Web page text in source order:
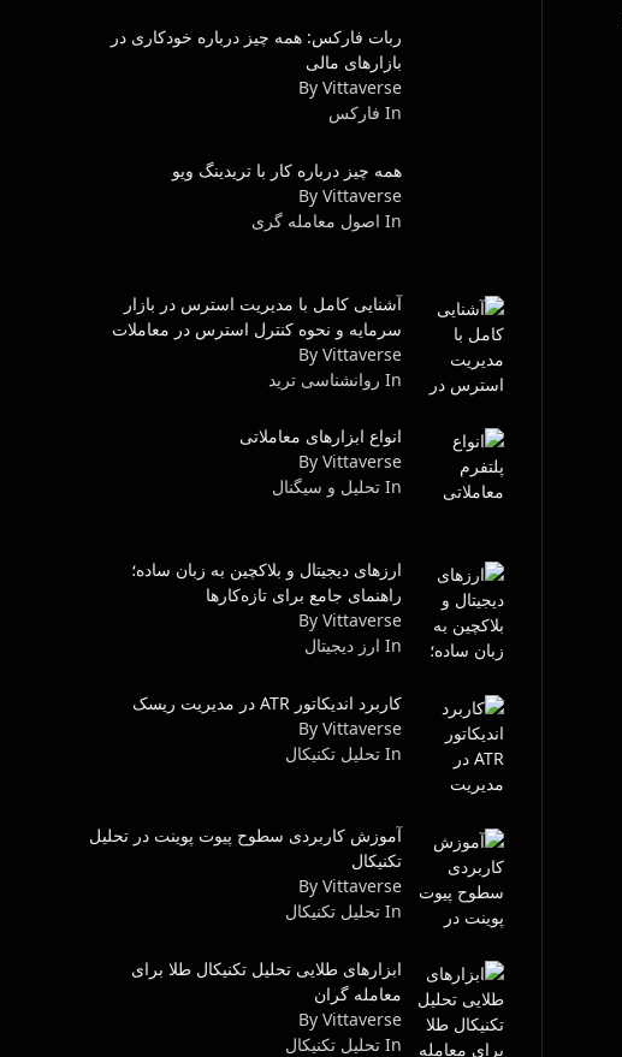
ربات فارکس: همه چیز درباره خودکاری در
بازارهای مالی
By Vittaverse
In فاركس
همه چیز درباره کار با تریدینگ ویو
By Vittaverse
In اصول معامله گرى
آشنایی کامل با مدیریت استرس در بازار
سرمایه و نحوه کنترل استرس در معاملات
By Vittaverse
In روانشناسى ترید
انواع ابزارهای معاملاتی
By Vittaverse
In تحلیل و سیگنال
ارزهای دیجیتال و بلاکچین به زبان ساده؛
راهنمای جامع برای تازه‌کارها
By Vittaverse
In ارز دیجیتال
کاربرد اندیکاتور ATR در مدیریت ریسک
By Vittaverse
In تحليل تكنيكال
آموزش کاربردی سطوح پیوت پوینت در تحلیل
تکنیکال
By Vittaverse
In تحليل تكنيكال
ابزارهای طلایی تحلیل تکنیکال طلا برای
معامله گران
By Vittaverse
In تحليل تكنيكال